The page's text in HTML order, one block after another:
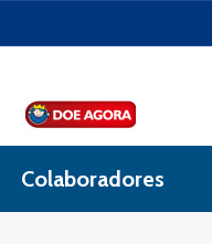
Colaboradores